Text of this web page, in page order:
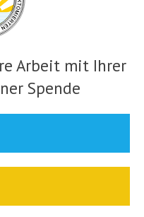
Arbeit mit Ihrer
Spende